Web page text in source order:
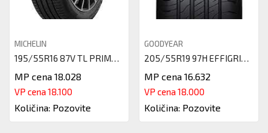
MICHELIN
195/55R16 87V TL PRIMACY 4+ MI
MP cena 18.028
VP cena 18.100
Količina: Pozovite
GOODYEAR
205/55R19 97H EFFIGRIP PERF XL
MP cena 16.632
VP cena 18.000
Količina: Pozovite